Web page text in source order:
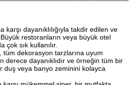
dayanıklılığıyla takdir edilen ve
restoranların veya büyük otel
çok sık kullanılır.
tüm dekorasyon tarzlarına uyum
derece dayanıklıdır ve örneğin tüm bir
duş veya banyo zeminini kolayca